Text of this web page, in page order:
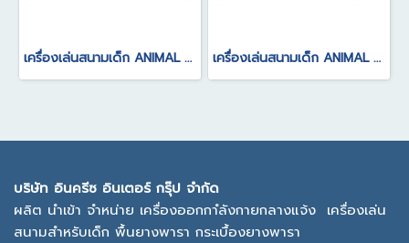
เครื่องเล่นสนามเด็ก ANIMAL SERIES เครื่องเล่นสนามเด็ก ANIMAL SERIES
บริษัท อินครีซ อินเตอร์ กรุ๊ป จำกัด
ผลิต นำเข้า จำหน่าย เครื่องออกกาํลังกายกลางแจ้ง เครื่องเล่น
สนามสำหรับเด็ก พื้นยางพารา กระเบื้องยางพารา